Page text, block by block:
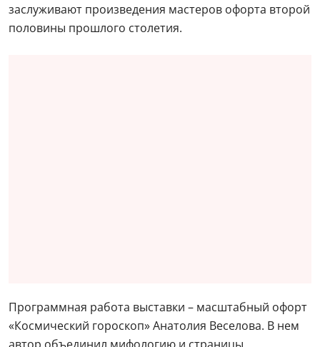
заслуживают произведения мастеров офорта второй
половины прошлого столетия.
Программная работа выставки – масштабный офорт
«Космический гороскоп» Анатолия Веселова. В нем